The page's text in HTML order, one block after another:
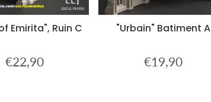
Emirita", Ruin C
Prix
€22,90€22,90
"Urbain" Batiment A
Prix
€19,90€19,90